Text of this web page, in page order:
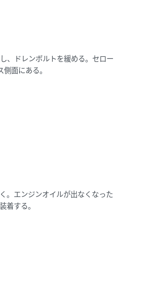
、ドレンボルトを緩める。セロー
面にある。
。エンジンオイルが出なくなった
着する。